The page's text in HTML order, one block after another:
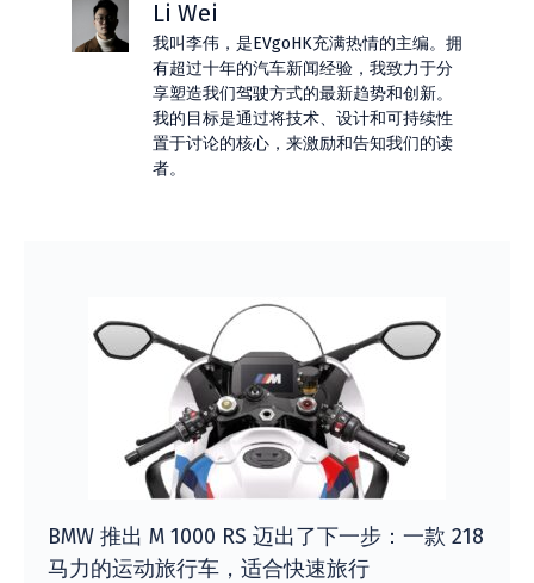
Li Wei
我叫李伟，是EVgoHK充满热情的主编。拥
有超过十年的汽车新闻经验，我致力于分
享塑造我们驾驶方式的最新趋势和创新。
我的目标是通过将技术、设计和可持续性
置于讨论的核心，来激励和告知我们的读
者。
BMW 推出 M 1000 RS 迈出了下一步：一款 218
马力的运动旅行车，适合快速旅行